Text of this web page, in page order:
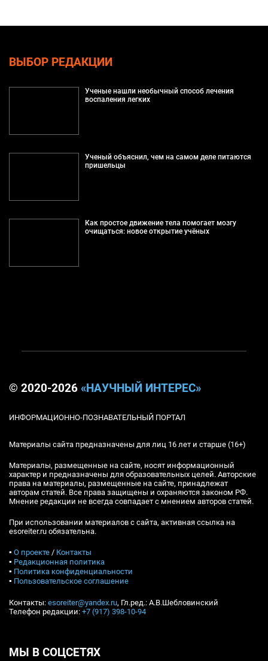
ВЫБОР РЕДАКЦИИ
Ученые нашли необычный способ лечения
воспаления легких
Ученый объяснил, чем на самом деле питаются
пришельцы
Как простое движение тела помогает мозгу
очищаться: новое открытие учёных
© 2020-2026 «НАУЧНЫЙ ИНТЕРЕС»
ИНФОРМАЦИОННО-ПОЗНАВАТЕЛЬНЫЙ ПОРТАЛ
Материалы сайта предназначены для лиц 16 лет и старше (16+)
Материалы, размещенные на сайте, носят информационный
характер и предназначены для образовательных целей. Авторские
права на материалы, размещенные на сайте, принадлежат
авторам статей. Все права защищены и охраняются законом РФ.
Мнение редакции не всегда совпадает с мнением авторов статей.
При использовании материалов с сайта, активная ссылка на
esoreiter.ru обязательна.
▪ О проекте / Контакты
▪ Редакционная политика
▪ Политика конфиденциальности
▪ Пользовательское соглашение
Контакты: esoreiter@yandex.ru, Гл.ред.: А.В.Шебловинский
Телефон редакции: +7 (917) 398-10-94
МЫ В СОЦСЕТЯХ